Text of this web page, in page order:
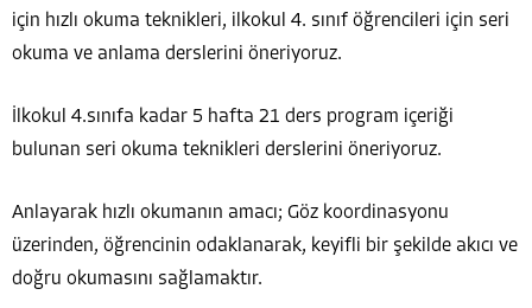
için hızlı okuma teknikleri, ilkokul 4. sınıf öğrencileri için seri
okuma ve anlama derslerini öneriyoruz.
İlkokul 4.sınıfa kadar 5 hafta 21 ders program içeriği
bulunan seri okuma teknikleri derslerini öneriyoruz.
Anlayarak hızlı okumanın amacı; Göz koordinasyonu
üzerinden, öğrencinin odaklanarak, keyifli bir şekilde akıcı ve
doğru okumasını sağlamaktır.